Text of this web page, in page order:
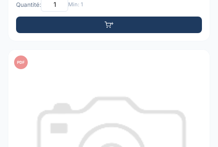
Quantité: Min: 1
PDF